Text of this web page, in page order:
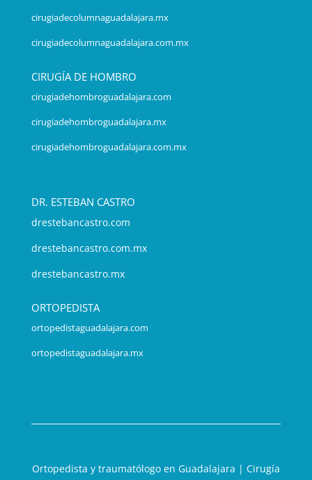
cirugiadecolumnaguadalajara.mx
cirugiadecolumnaguadalajara.com.mx
CIRUGÍA DE HOMBRO
cirugiadehombroguadalajara.com
cirugiadehombroguadalajara.mx
cirugiadehombroguadalajara.com.mx
DR. ESTEBAN CASTRO
drestebancastro.com
drestebancastro.com.mx
drestebancastro.mx
ORTOPEDISTA
ortopedistaguadalajara.com
ortopedistaguadalajara.mx
Ortopedista y traumatólogo en Guadalajara | Cirugía